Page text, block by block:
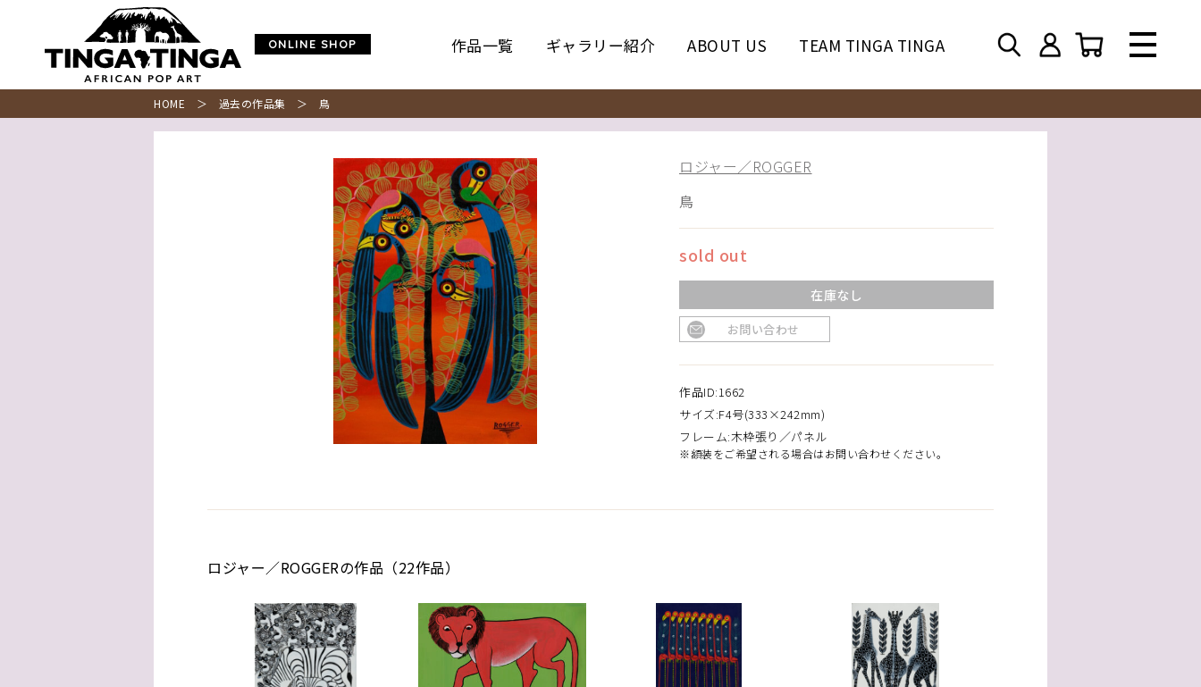
ONLINE SHOP 作品一覧 ギャラリー紹介 ABOUT US TEAM TINGA TINGA
HOME ＞ 過去の作品集 ＞ 鳥
ロジャー／ROGGER
鳥
sold out
在庫なし
お問い合わせ
作品ID:1662
サイズ:F4号(333×242mm)
フレーム:木枠張り／パネル
※額装をご希望される場合はお問い合わせください。
ロジャー／ROGGERの作品（22作品）